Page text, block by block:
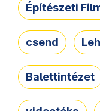
Építészeti
csend
Balettintézet